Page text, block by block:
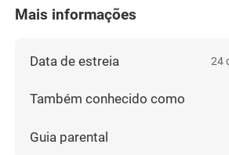
Mais informações
Data de estreia 24
Também conhecido como
Guia parental